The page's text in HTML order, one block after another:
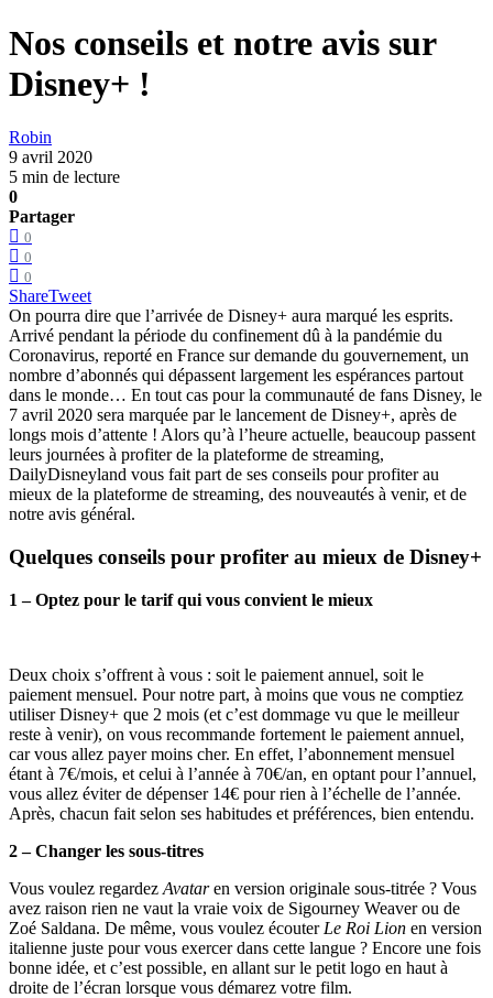
Nos conseils et notre avis sur
Disney+ !
Robin
9 avril 2020
5 min de lecture
0
Partager
0
0
0
ShareTweet
On pourra dire que l’arrivée de Disney+ aura marqué les esprits.
Arrivé pendant la période du confinement dû à la pandémie du
Coronavirus, reporté en France sur demande du gouvernement, un
nombre d’abonnés qui dépassent largement les espérances partout
dans le monde… En tout cas pour la communauté de fans Disney, le
7 avril 2020 sera marquée par le lancement de Disney+, après de
longs mois d’attente ! Alors qu’à l’heure actuelle, beaucoup passent
leurs journées à profiter de la plateforme de streaming,
DailyDisneyland vous fait part de ses conseils pour profiter au
mieux de la plateforme de streaming, des nouveautés à venir, et de
notre avis général.
Quelques conseils pour profiter au mieux de Disney+
1 – Optez pour le tarif qui vous convient le mieux
Deux choix s’offrent à vous : soit le paiement annuel, soit le
paiement mensuel. Pour notre part, à moins que vous ne comptiez
utiliser Disney+ que 2 mois (et c’est dommage vu que le meilleur
reste à venir), on vous recommande fortement le paiement annuel,
car vous allez payer moins cher. En effet, l’abonnement mensuel
étant à 7€/mois, et celui à l’année à 70€/an, en optant pour l’annuel,
vous allez éviter de dépenser 14€ pour rien à l’échelle de l’année.
Après, chacun fait selon ses habitudes et préférences, bien entendu.
2 – Changer les sous-titres
Vous voulez regardez Avataren version originale sous-titrée ? Vous
avez raison rien ne vaut la vraie voix de Sigourney Weaver ou de
Zoé Saldana. De même, vous voulez écouter Le Roi Lion en version
italienne juste pour vous exercer dans cette langue ? Encore une fois
bonne idée, et c’est possible, en allant sur le petit logo en haut à
droite de l’écran lorsque vous démarez votre film.